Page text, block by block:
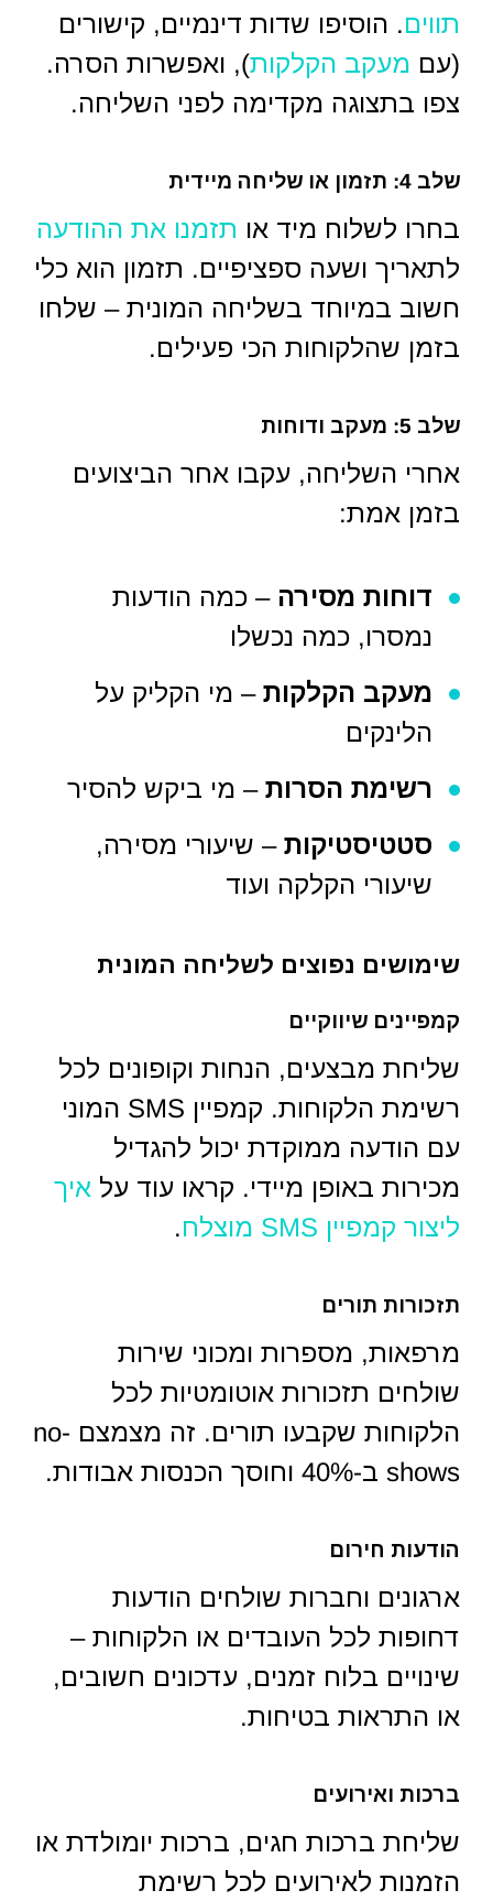
תווים. הוסיפו שדות דינמיים, קישורים
(עם מעקב הקלקות), ואפשרות הסרה.
צפו בתצוגה מקדימה לפני השליחה.
שלב 4: תזמון או שליחה מיידית
בחרו לשלוח מיד או תזמנו את ההודעה
לתאריך ושעה ספציפיים. תזמון הוא כלי
חשוב במיוחד בשליחה המונית – שלחו
בזמן שהלקוחות הכי פעילים.
שלב 5: מעקב ודוחות
אחרי השליחה, עקבו אחר הביצועים
בזמן אמת:
דוחות מסירה – כמה הודעות
נמסרו, כמה נכשלו
מעקב הקלקות – מי הקליק על
הלינקים
רשימת הסרות – מי ביקש להסיר
סטטיסטיקות – שיעורי מסירה,
שיעורי הקלקה ועוד
שימושים נפוצים לשליחה המונית
קמפיינים שיווקיים
שליחת מבצעים, הנחות וקופונים לכל
רשימת הלקוחות. קמפיין SMS המוני
עם הודעה ממוקדת יכול להגדיל
מכירות באופן מיידי. קראו עוד על איך
ליצור קמפיין SMS מוצלח
.
תזכורות תורים
מרפאות, מספרות ומכוני שירות
שולחים תזכורות אוטומטיות לכל
הלקוחות שקבעו תורים. זה מצמצם no-
shows ב-40% וחוסך הכנסות אבודות.
הודעות חירום
ארגונים וחברות שולחים הודעות
דחופות לכל העובדים או הלקוחות –
שינויים בלוח זמנים, עדכונים חשובים,
או התראות בטיחות.
ברכות ואירועים
שליחת ברכות חגים, ברכות יומולדת או
הזמנות לאירועים לכל רשימת